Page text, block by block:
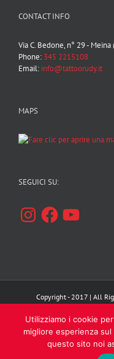
CONTACT INFO
Via C. Bedone, n° 29 - Meina
Phone: 345 2215108
Email: info@tattoorudy.it
MAPS
SEGUICI SU:
InstagramFacebookYouTube
Copyright - 2017 | All
Utilizziamo i cookie
migliore esperienza
questo sito noi